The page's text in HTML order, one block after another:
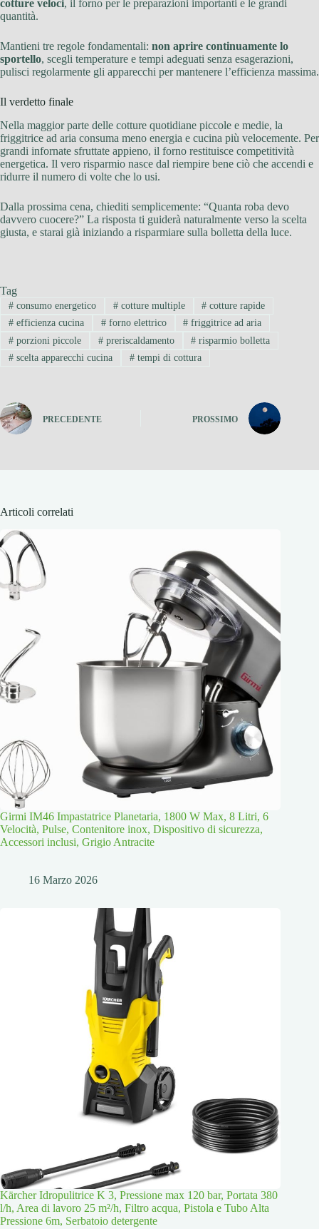
cotture veloci, il forno per le preparazioni importanti e le grandi
quantità.
Mantieni tre regole fondamentali: non aprire continuamente lo
sportello, scegli temperature e tempi adeguati senza esagerazioni,
pulisci regolarmente gli apparecchi per mantenere l’efficienza massima.
Il verdetto finale
Nella maggior parte delle cotture quotidiane piccole e medie, la
friggitrice ad aria consuma meno energia e cucina più velocemente. Per
grandi infornate sfruttate appieno, il forno restituisce competitività
energetica. Il vero risparmio nasce dal riempire bene ciò che accendi e
ridurre il numero di volte che lo usi.
Dalla prossima cena, chiediti semplicemente: “Quanta roba devo
davvero cuocere?” La risposta ti guiderà naturalmente verso la scelta
giusta, e starai già iniziando a risparmiare sulla bolletta della luce.
Tag
#consumo energetico #cotture multiple # cotture rapide
#efficienza cucina #forno elettrico # friggitrice ad aria
#porzioni piccole #preriscaldamento # risparmio bolletta
#scelta apparecchi cucina #tempi di cottura
PRECEDENTE PROSSIMO
Articoli correlati
Girmi IM46 Impastatrice Planetaria, 1800 W Max, 8 Litri, 6
Velocità, Pulse, Contenitore inox, Dispositivo di sicurezza,
Accessori inclusi, Grigio Antracite
16 Marzo 2026
Kärcher Idropulitrice K 3, Pressione max 120 bar, Portata 380
l/h, Area di lavoro 25 m²/h, Filtro acqua, Pistola e Tubo Alta
Pressione 6m, Serbatoio detergente